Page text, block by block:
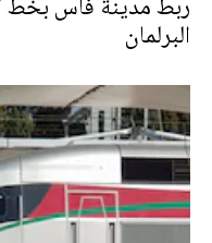
ربط مدينة فاس بخط
البرلمان